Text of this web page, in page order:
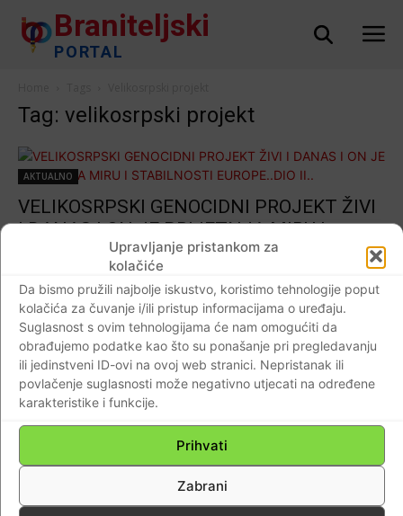
Upravljanje pristankom za
kolačiće
Da bismo pružili najbolje iskustvo, koristimo tehnologije poput
kolačića za čuvanje i/ili pristup informacijama o uređaju.
Suglasnost s ovim tehnologijama će nam omogućiti da
obrađujemo podatke kao što su ponašanje pri pregledavanju
ili jedinstveni ID-ovi na ovoj web stranici. Nepristanak ili
povlačenje suglasnosti može negativno utjecati na određene
karakteristike i funkcije.
Prihvati
Zabrani
Braniteljski
PORTAL
Tag: velikosrpski projekt
AKTUALNO
VELIKOSRPSKI GENOCIDNI PROJEKT ŽIVI
I DANAS I ON JE PRIJETNJA MIRU I
STABILNOSTI EUROPE..DIO II..